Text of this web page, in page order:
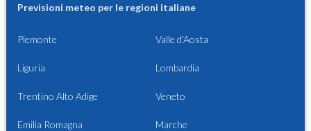
Previsioni meteo per le regioni italiane
Piemonte Valle d'Aosta
Liguria Lombardia
Trentino Alto Adige Veneto
Emilia Romagna Marche